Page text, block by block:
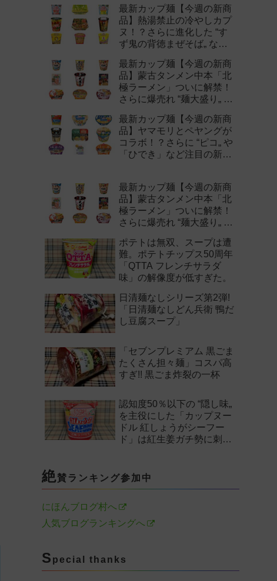
最新カップ麺【今週の新商
品】熱湯禁止の冷やしカプ
ヌ！？さらに進化した “す
ず鬼の背徳まぜそば„ など
最新カップ麺【今週の新商
品】蒙古タンメン中本「北
極ラーメン」ついに解禁！
さらに爆売れ “麺大盛り„ シ
作まとめ！
最新カップ麺【今週の新商
品】ヤマモリとペヤングが
コラボ！？さらに “ピコ„ や
「ひでき」など注目の新作
最新カップ麺【今週の新商
品】蒙古タンメン中本「北
極ラーメン」ついに解禁！
さらに爆売れ “麺大盛り„ シ
作まとめ！
ポテトは無双、スープは遭
難。ポテトチップス50周年
「QTTA フレンチサラダ
味」の解像度が低すぎた。
日清麺なしシリーズ第2弾!
「日清麺なしどん兵衛 鴨だ
し豆腐スープ」
「セブンプレミアム 黒ごま
たくさん担々麺」コスパ高
すぎ!! 黒ごま炸裂の一杯
認知度50％以下の “隠し味„
を主役にした「カップヌー
ドル 紅しょうがシーフー
ド」は紅生姜ガチ勢に刺さ
絶賛ランキング参加中
にほんブログ村へ
人気ブログランキングへ
S pecial thanks